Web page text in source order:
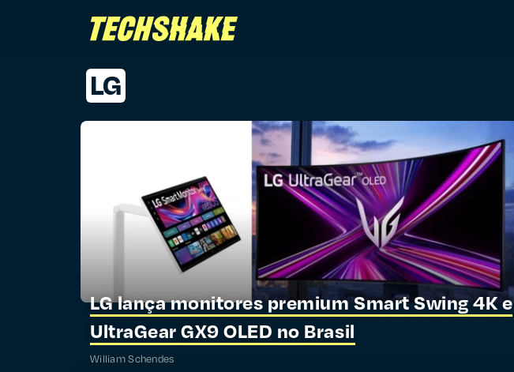
LG
LG lança monitores premium Smart Swing 4K e
UltraGear GX9 OLED no Brasil
William Schendes